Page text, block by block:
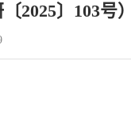
2025〕103号）